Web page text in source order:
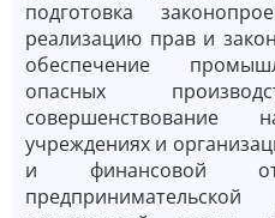
подготовка
реализацию прав и
обеспечение
опасных
учреждениях и
и финансовой